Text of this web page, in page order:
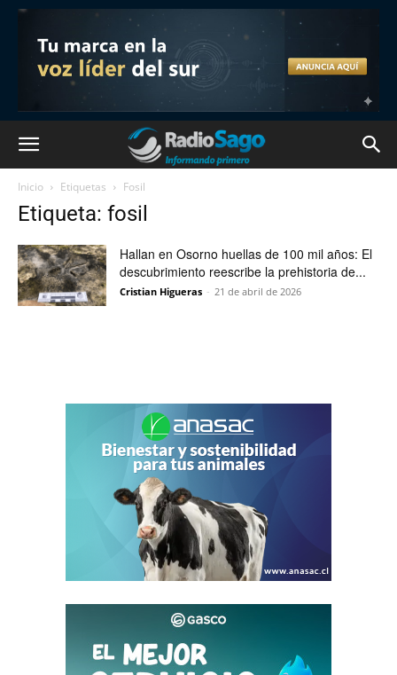
Inicio Etiquetas Fosil
Etiqueta: fosil
Hallan en Osorno huellas de 100 mil años: El
descubrimiento reescribe la prehistoria de...
Cristian Higueras - 21 de abril de 2026